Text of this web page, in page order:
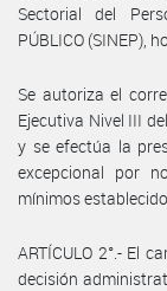
Sectorial del
PÚBLICO (SINEP),
Se autoriza el
Ejecutiva Nivel III
y se efectúa la
excepcional por
mínimos
ARTÍCULO 2°.- El
decisión